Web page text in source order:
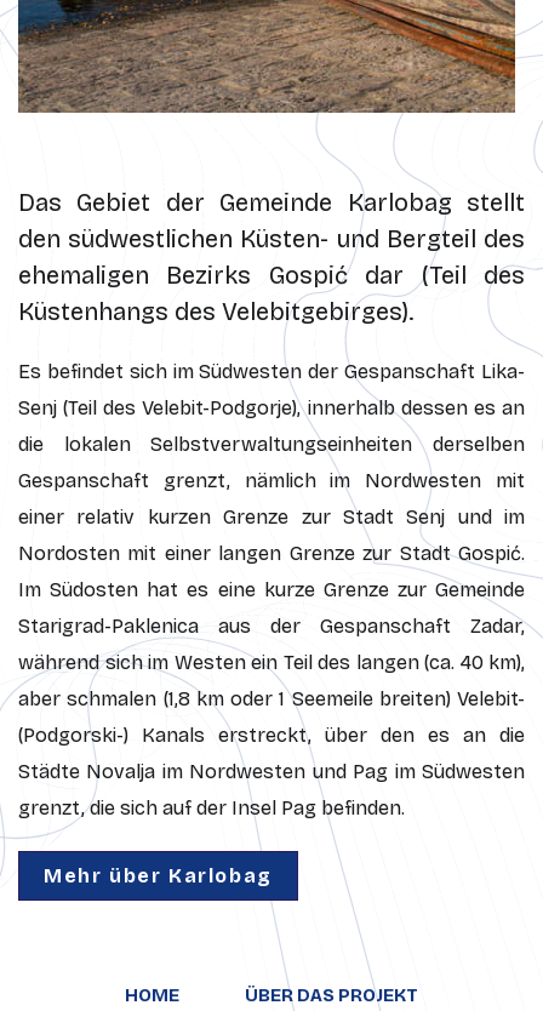
Das Gebiet der Gemeinde Karlobag stellt
den südwestlichen Küsten- und Bergteil des
ehemaligen Bezirks Gospić dar (Teil des
Küstenhangs des Velebitgebirges).
Es befindet sich im Südwesten der Gespanschaft Lika-
Senj (Teil des Velebit-Podgorje), innerhalb dessen es an
die lokalen Selbstverwaltungseinheiten derselben
Gespanschaft grenzt, nämlich im Nordwesten mit
einer relativ kurzen Grenze zur Stadt Senj und im
Nordosten mit einer langen Grenze zur Stadt Gospić.
Im Südosten hat es eine kurze Grenze zur Gemeinde
Starigrad-Paklenica aus der Gespanschaft Zadar,
während sich im Westen ein Teil des langen (ca. 40 km),
aber schmalen (1,8 km oder 1 Seemeile breiten) Velebit-
(Podgorski-) Kanals erstreckt, über den es an die
Städte Novalja im Nordwesten und Pag im Südwesten
grenzt, die sich auf der Insel Pag befinden.
Mehr über Karlobag
HOME ÜBER DAS PROJEKT